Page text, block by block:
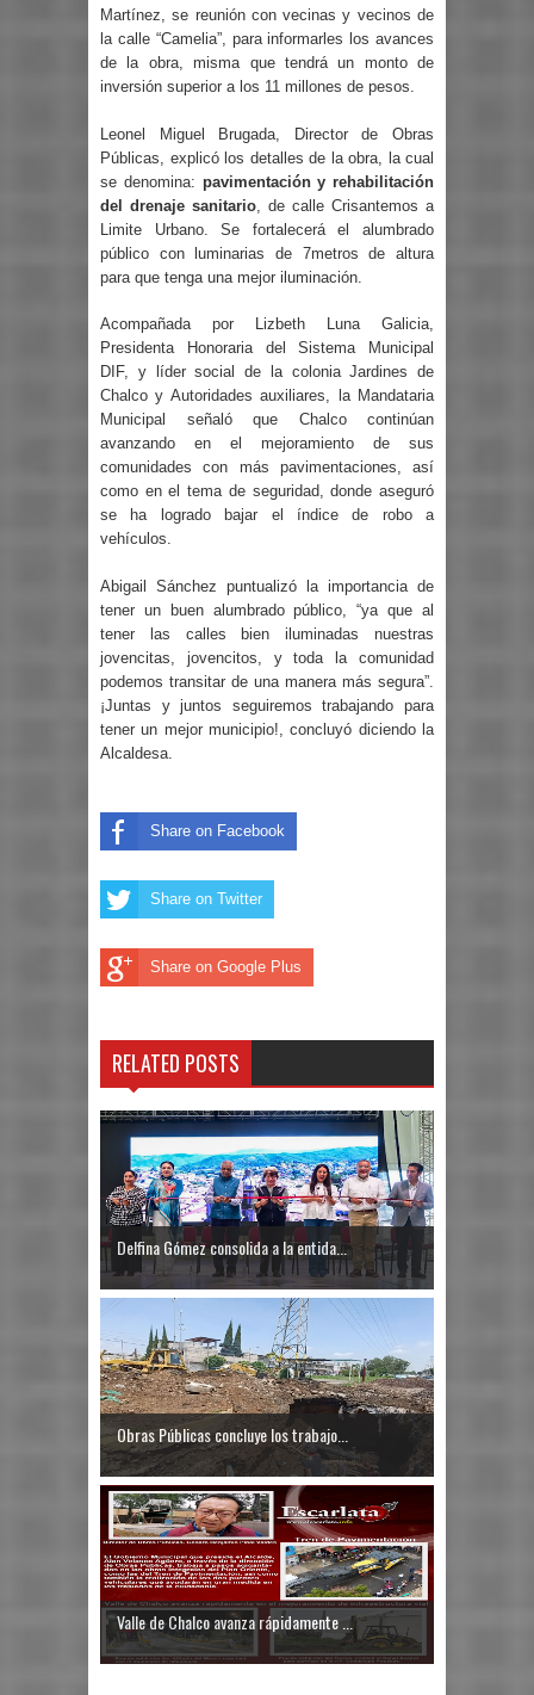
Martínez, se reunión con vecinas y vecinos de
la calle “Camelia”, para informarles los avances
de la obra, misma que tendrá un monto de
inversión superior a los 11 millones de pesos.
Leonel Miguel Brugada, Director de Obras
Públicas, explicó los detalles de la obra, la cual
se denomina: pavimentación y rehabilitación
del drenaje sanitario , de calle Crisantemos a
Limite Urbano. Se fortalecerá el alumbrado
público con luminarias de 7metros de altura
para que tenga una mejor iluminación.
Acompañada por Lizbeth Luna Galicia,
Presidenta Honoraria del Sistema Municipal
DIF, y líder social de la colonia Jardines de
Chalco y Autoridades auxiliares, la Mandataria
Municipal señaló que Chalco continúan
avanzando en el mejoramiento de sus
comunidades con más pavimentaciones, así
como en el tema de seguridad, donde aseguró
se ha logrado bajar el índice de robo a
vehículos.
Abigail Sánchez puntualizó la importancia de
tener un buen alumbrado público, “ya que al
tener las calles bien iluminadas nuestras
jovencitas, jovencitos, y toda la comunidad
podemos transitar de una manera más segura”.
¡Juntas y juntos seguiremos trabajando para
tener un mejor municipio!, concluyó diciendo la
Alcaldesa.
Share on Facebook
Share on Twitter
Share on Google Plus
RELATED POSTS
Delfina Gómez consolida a la entida...
Obras Públicas concluye los trabajo...
Valle de Chalco avanza rápidamente ...